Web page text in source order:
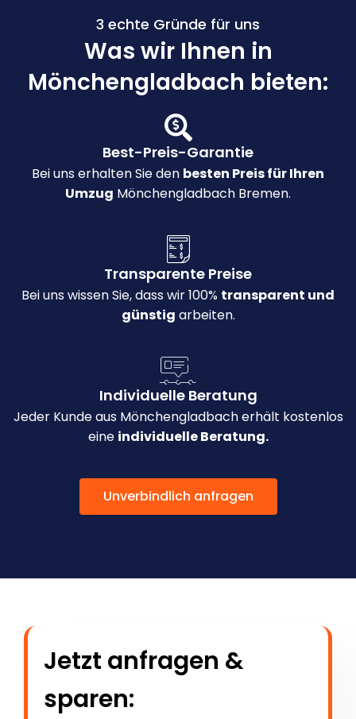
3 echte Gründe für uns
Was wir Ihnen in
Mönchengladbach bieten:
Best-Preis-Garantie
Bei uns erhalten Sie den besten Preis für Ihren
Umzug Mönchengladbach Bremen.
Transparente Preise
Bei uns wissen Sie, dass wir 100% transparent und
günstig arbeiten.
Individuelle Beratung
Jeder Kunde aus Mönchengladbach erhält kostenlos
eine individuelle Beratung.
Unverbindlich anfragen
Jetzt anfragen &
sparen: